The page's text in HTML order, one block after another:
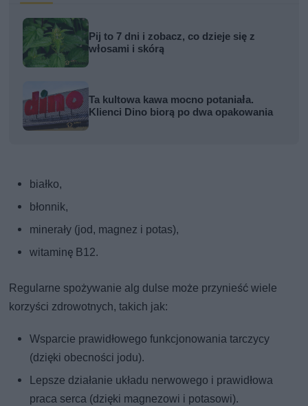
Pij to 7 dni i zobacz, co dzieje się z
włosami i skórą
Ta kultowa kawa mocno potaniała.
Klienci Dino biorą po dwa opakowania
białko,
błonnik,
minerały (jod, magnez i potas),
witaminę B12.
Regularne spożywanie alg dulse może przynieść wiele
korzyści zdrowotnych, takich jak:
Wsparcie prawidłowego funkcjonowania tarczycy
(dzięki obecności jodu).
Lepsze działanie układu nerwowego i prawidłowa
praca serca (dzięki magnezowi i potasowi).